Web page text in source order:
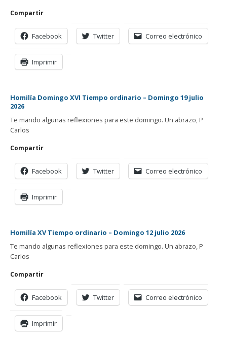
Compartir
Facebook Twitter Correo electrónico
Imprimir
Homilía Domingo XVI Tiempo ordinario – Domingo 19 julio
2026
Te mando algunas reflexiones para este domingo. Un abrazo, P
Carlos
Compartir
Facebook Twitter Correo electrónico
Imprimir
Homilía XV Tiempo ordinario – Domingo 12 julio 2026
Te mando algunas reflexiones para este domingo. Un abrazo, P
Carlos
Compartir
Facebook Twitter Correo electrónico
Imprimir